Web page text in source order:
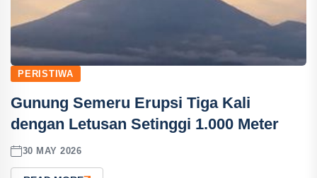
PERISTIWA
Gunung Semeru Erupsi Tiga Kali
dengan Letusan Setinggi 1.000 Meter
30 MAY 2026